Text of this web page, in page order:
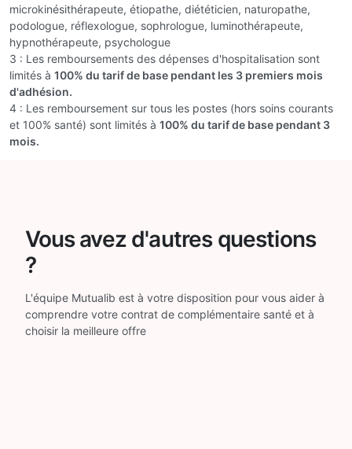
microkinésithérapeute, étiopathe, diététicien, naturopathe,
podologue, réflexologue, sophrologue, luminothérapeute,
hypnothérapeute, psychologue
3 : Les remboursements des dépenses d'hospitalisation sont
limités à 100% du tarif de base pendant les 3 premiers mois
d'adhésion.
4 : Les remboursement sur tous les postes (hors soins courants
et 100% santé) sont limités à 100% du tarif de base pendant 3
mois.
Vous avez d'autres questions
?
L'équipe Mutualib est à votre disposition pour vous aider à
comprendre votre contrat de complémentaire santé et à
choisir la meilleure offre